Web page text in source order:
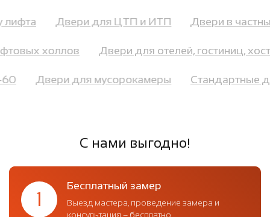
лифта Двери для ЦТП и ИТП Двери в
холлов Двери для отелей, гостиниц,
60 Двери для мусорокамеры
С нами выгодно!
1
Бесплатный замер
Выезд мастера, проведение замера и
консультация – бесплатно